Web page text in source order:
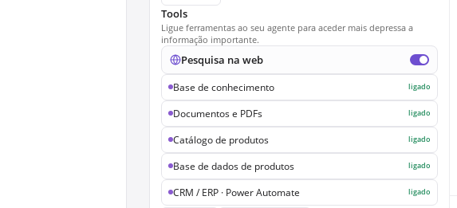
Tools
Ligue ferramentas ao seu agente para aceder mais depressa a
informação importante.
Pesquisa na web
Base de conhecimento ligado
Documentos e PDFs ligado
Catálogo de produtos ligado
Base de dados de produtos ligado
CRM / ERP · Power Automate ligado